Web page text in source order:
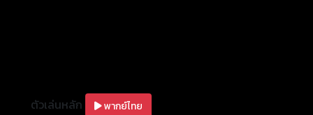
ตัวเล่นหลัก พากย์ไทย